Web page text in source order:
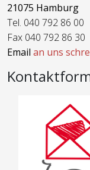
21075 Hamburg
Tel. 040 792 86 00
Fax 040 792 86 30
Email an uns